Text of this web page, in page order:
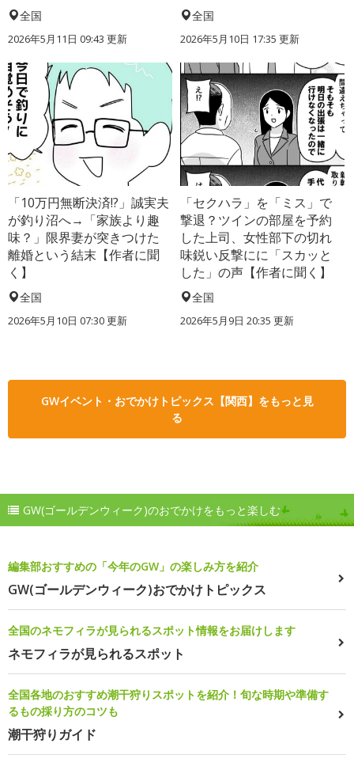
全国
2026年5月11日 09:43 更新
全国
2026年5月10日 17:35 更新
「10万円無断決済!?」誠実夫
が釣り沼へ→「家族より趣
味？」限界妻が突きつけた
離婚という結末【作者に聞
く】
全国
2026年5月10日 07:30 更新
「セクハラ」を「ミス」で
撃退？ツインの部屋を予約
した上司、女性部下の切れ
味鋭い反撃にに「スカッと
した」の声【作者に聞く】
全国
2026年5月9日 20:35 更新
GWイベント・おでかけトピックス【関西】をもっと見
る
GW(ゴールデンウィーク)のおでかけをもっと楽しむ
編集部おすすめの「今年のGW」の楽しみ方を紹介
GW(ゴールデンウィーク)おでかけトピックス
全国のネモフィラが見られるスポット情報をお届けします
ネモフィラが見られるスポット
全国各地のおすすめ潮干狩りスポットを紹介！旬な時期や準備す
るもの採り方のコツも
潮干狩りガイド